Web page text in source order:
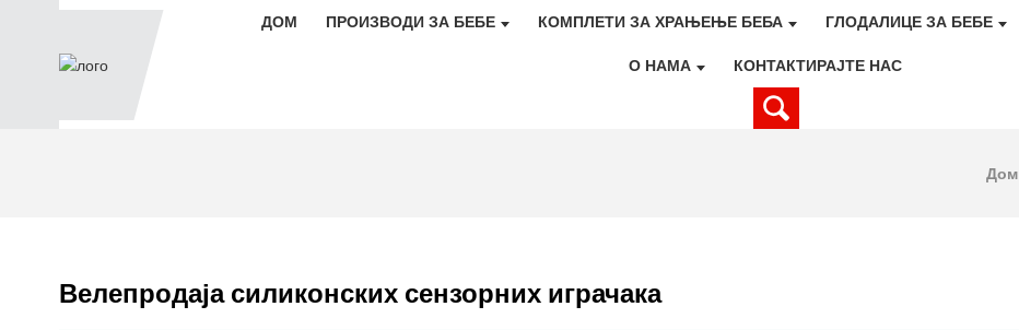
ДОМ ПРОИЗВОДИ ЗА БЕБЕ КОМПЛЕТИ ЗА ХРАЊЕЊЕ БЕБА ГЛОДАЛИЦЕ ЗА БЕБЕ
О НАМА КОНТАКТИРАЈТЕ НАС
Дом
Велепродаја силиконских сензорних играчака